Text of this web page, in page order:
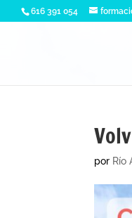
616 391 054
por Río